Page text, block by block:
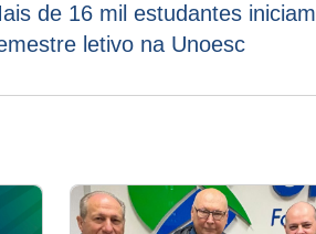
de 16 mil estudantes iniciam
letivo na Unoesc